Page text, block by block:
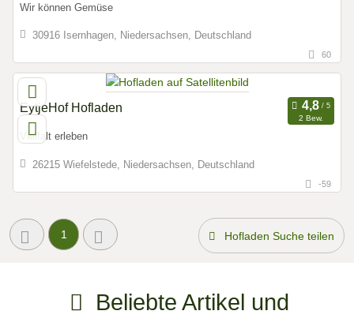
Wir können Gemüse
30916 Isernhagen, Niedersachsen, Deutschland
60
EytjeHof Hofladen
2 Bew.
Vielfalt erleben
26215 Wiefelstede, Niedersachsen, Deutschland
-59
1 Hofladen Suche teilen
Beliebte Artikel und